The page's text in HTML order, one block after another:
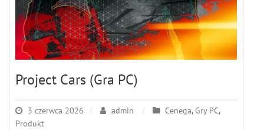
Project Cars (Gra PC)
3 czerwca 2026 admin Cenega,Gry PC,
Produkt